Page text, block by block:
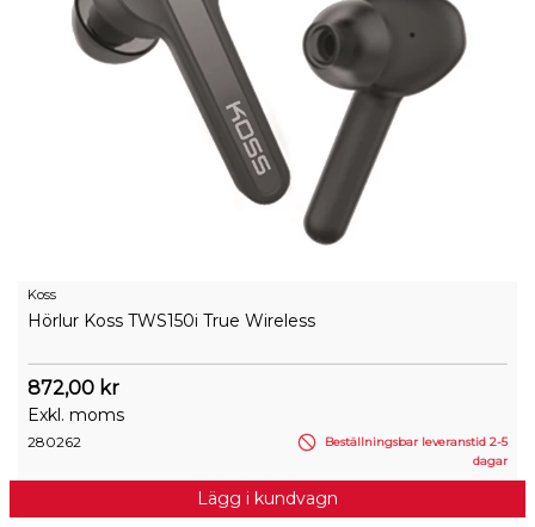
Koss
Hörlur Koss TWS150i True Wireless
872,00 kr
Exkl. moms
280262
Beställningsbar leveranstid 2-5
dagar
Lägg i kundvagn